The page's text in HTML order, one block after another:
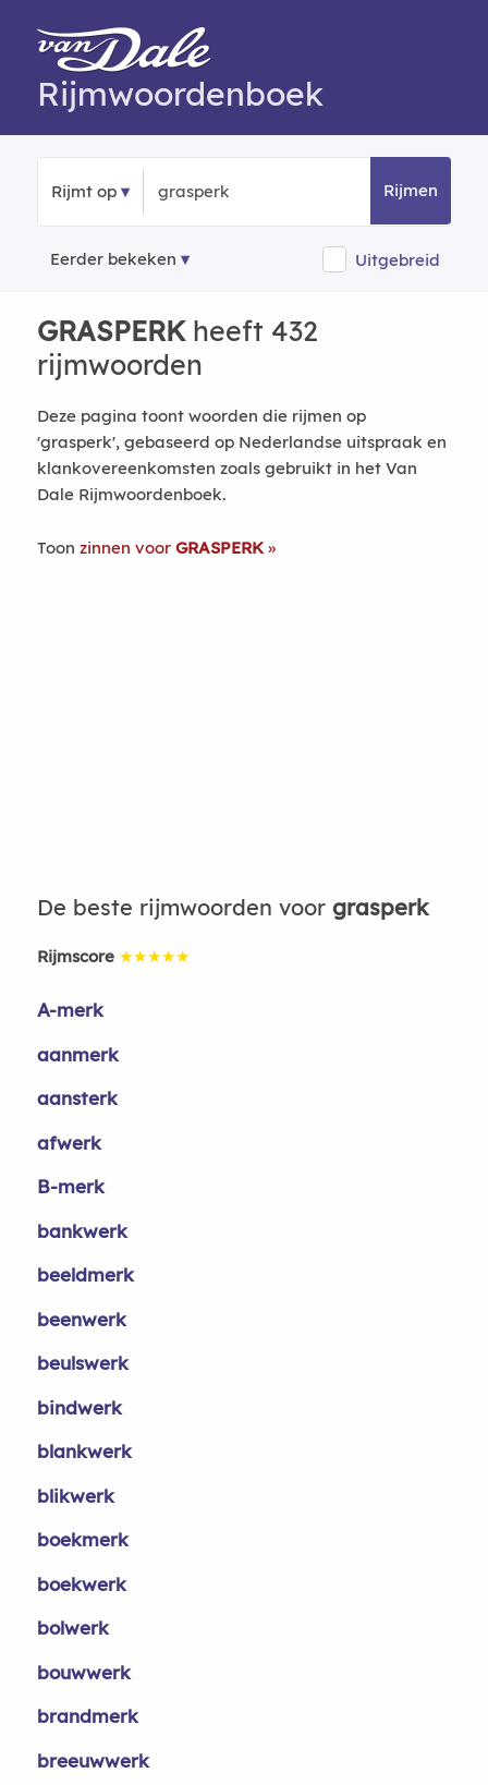
Rijmwoordenboek
Rijmt op Rijmen
Eerder bekeken Uitgebreid
GRASPERKheeft 432
rijmwoorden
Deze pagina toont woorden die rijmen op
'grasperk', gebaseerd op Nederlandse uitspraak en
klankovereenkomsten zoals gebruikt in het Van
Dale Rijmwoordenboek.
Toon zinnen voor GRASPERK
De beste rijmwoorden voor grasperk
Rijmscore ★★★★★
A-merk
aanmerk
aansterk
afwerk
B-merk
bankwerk
beeldmerk
beenwerk
beulswerk
bindwerk
blankwerk
blikwerk
boekmerk
boekwerk
bolwerk
bouwwerk
brandmerk
breeuwwerk